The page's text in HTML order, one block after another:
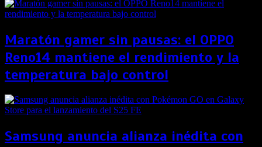
Maratón gamer sin pausas: el OPPO
Reno14 mantiene el rendimiento y la
temperatura bajo control
Samsung anuncia alianza inédita con